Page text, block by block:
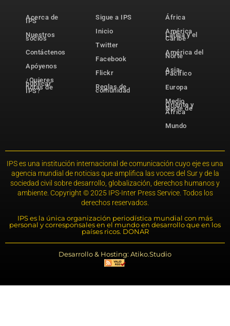
Acerca de
IPS
Nuestros
socios
Contáctenos
Apóyenos
¿Quieres
publicar
notas de
IPS?
Sigue a IPS
Inicio
Twitter
Facebook
Flickr
Reglas de
comunidad
África
América
Latina y el
Caribe
América del
Norte
Asia-
Pacífico
Europa
Medio
Oriente y
Norte de
África
Mundo
IPS es una institución internacional de comunicación cuyo eje es una
agencia mundial de noticias que amplifica las voces del Sur y de la
sociedad civil sobre desarrollo, globalización, derechos humanos y
ambiente. Copyright © 2025 IPS-Inter Press Service. Todos los
derechos reservados.
IPS es la única organización periodística mundial con más
personal y corresponsales en el mundo en desarrollo que en los
países ricos. DONAR
Desarrollo & Hosting: Atiko.Studio